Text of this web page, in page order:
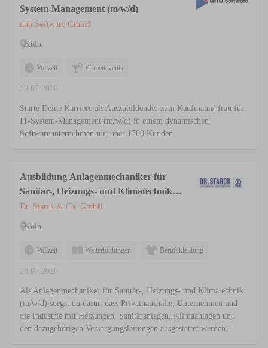
System-Management (m/w/d)
uhb Software GmbH
Köln
Vollzeit Firmenevents
29.07.2026
Starte Deine Karriere als Auszubildender zum Kaufmann/-frau für
IT-System-Management (m/w/d) in einem dynamischen
Softwareunternehmen mit über 1300 Kunden.
Ausbildung Anlagenmechaniker für
Sanitär-, Heizungs- und Klimatechnik
(m/w/d)
Dr. Starck & Co. GmbH
Köln
Vollzeit Weiterbildungen Berufskleidung
28.07.2026
Als Anlagenmechaniker für Sanitär-, Heizungs- und Klimatechnik
(m/w/d) sorgst du dafür, dass Privathaushalte, Unternehmen und
die Industrie mit Heizungen, Sanitäranlagen, Klimaanlagen und
den dazugehörigen Versorgungsleitungen ausgestattet werden;...